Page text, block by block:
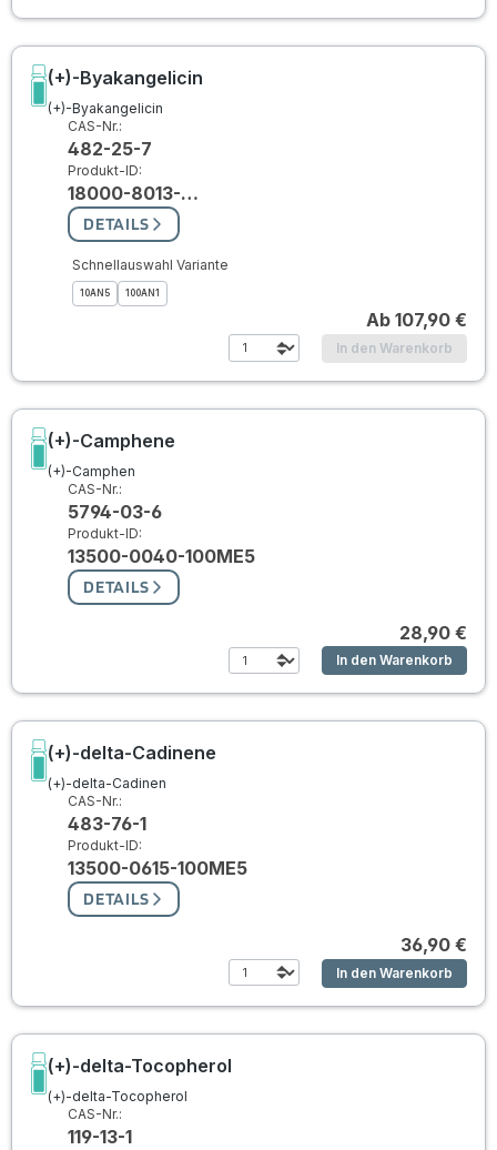
(+)-Byakangelicin
(+)-Byakangelicin
CAS-Nr.:
482-25-7
Produkt-ID:
18000-8013-…
DETAILS
Schnellauswahl Variante
10AN5 100AN1
Ab 107,90 €
In den Warenkorb
(+)-Camphene
(+)-Camphen
CAS-Nr.:
5794-03-6
Produkt-ID:
13500-0040-100ME5
DETAILS
28,90 €
In den Warenkorb
(+)-delta-Cadinene
(+)-delta-Cadinen
CAS-Nr.:
483-76-1
Produkt-ID:
13500-0615-100ME5
DETAILS
36,90 €
In den Warenkorb
(+)-delta-Tocopherol
(+)-delta-Tocopherol
CAS-Nr.:
119-13-1